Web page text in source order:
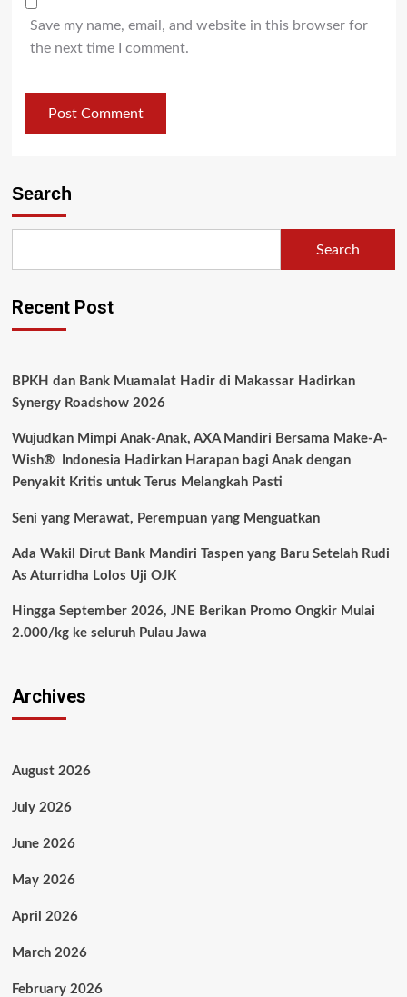
Save my name, email, and website in this browser for
the next time I comment.
Search
Search
Recent Post
BPKH dan Bank Muamalat Hadir di Makassar Hadirkan
Synergy Roadshow 2026
Wujudkan Mimpi Anak-Anak, AXA Mandiri Bersama Make-A-
Wish® Indonesia Hadirkan Harapan bagi Anak dengan
Penyakit Kritis untuk Terus Melangkah Pasti
Seni yang Merawat, Perempuan yang Menguatkan
Ada Wakil Dirut Bank Mandiri Taspen yang Baru Setelah Rudi
As Aturridha Lolos Uji OJK
Hingga September 2026, JNE Berikan Promo Ongkir Mulai
2.000/kg ke seluruh Pulau Jawa
Archives
August 2026
July 2026
June 2026
May 2026
April 2026
March 2026
February 2026